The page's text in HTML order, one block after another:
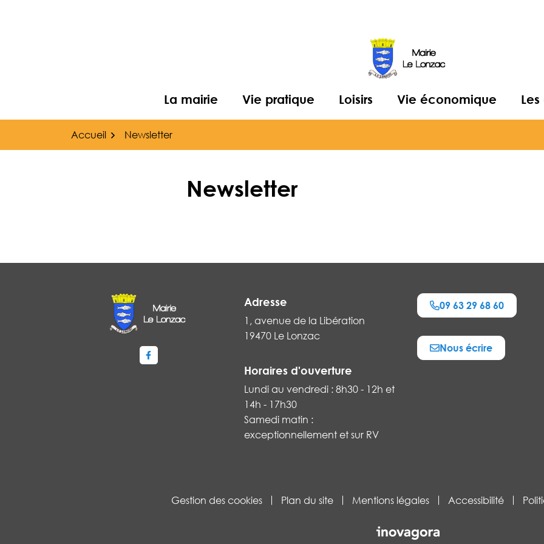
La mairie Vie pratique Loisirs Vie économique
Accueil Newsletter
Newsletter
Lien vers le compte Facebook
Adresse
1, avenue de la Libération
19470 Le Lonzac
Horaires d'ouverture
Lundi au vendredi : 8h30 - 12h et
14h - 17h30
Samedi matin :
exceptionnellement et sur RV
09 63 29 68 60
Nous écrire
Gestion des cookies Plan du site Mentions légales Accessibilité